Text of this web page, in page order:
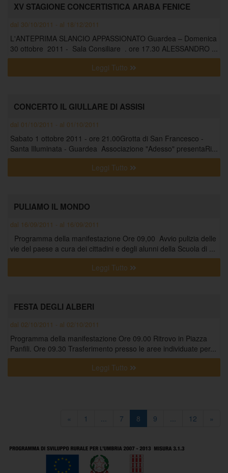
XV STAGIONE CONCERTISTICA ARABA FENICE
dal 30/10/2011 - al 18/12/2011
L'ANTEPRIMA SLANCIO APPASSIONATO Guardea – Domenica
30 ottobre 2011 - Sala Consiliare . ore 17.30 ALESSANDRO ...
Leggi Tutto
CONCERTO IL GIULLARE DI ASSISI
dal 01/10/2011 - al 01/10/2011
Sabato 1 ottobre 2011 - ore 21.00Grotta di San Francesco -
Santa Illuminata - Guardea Associazione "Adesso" presentaRi...
Leggi Tutto
PULIAMO IL MONDO
dal 16/09/2011 - al 16/09/2011
Programma della manifestazione Ore 09,00 Avvio pulizia delle
vie del paese a cura dei cittadini e degli alunni della Scuola di ...
Leggi Tutto
FESTA DEGLI ALBERI
dal 02/10/2011 - al 02/10/2011
Programma della manifestazione Ore 09.00 Ritrovo in Piazza
Panfili. Ore 09.30 Trasferimento presso le aree individuate per...
Leggi Tutto
« 1 ... 7 8 9 ... 12 »